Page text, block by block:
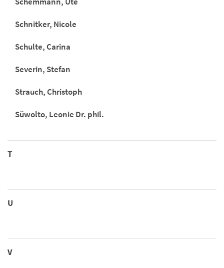
Schnitker, Nicole
Schulte, Carina
Severin, Stefan
Strauch, Christoph
Süwolto, Leonie Dr. phil.
T
U
V